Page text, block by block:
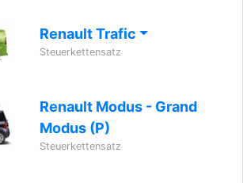
Renault Trafic
Steuerkettensatz
Renault Modus - Grand
Modus (P)
Steuerkettensatz